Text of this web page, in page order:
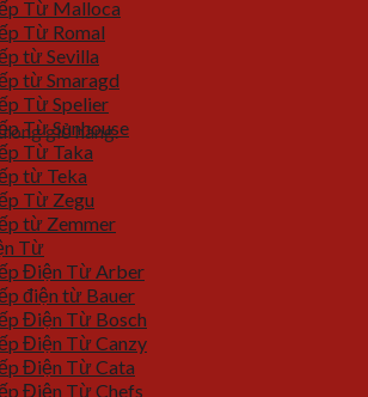
giỏ hàng.
Từ Malloca
Từ Romal
từ Sevilla
từ Smaragd
Từ Spelier
Từ Sunhouse
Từ Taka
từ Teka
Từ Zegu
từ Zemmer
Từ
Điện Từ Arber
điện từ Bauer
Điện Từ Bosch
Điện Từ Canzy
Điện Từ Cata
Điện Từ Chefs